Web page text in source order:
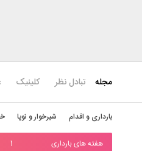
مجله تبادل نظر کلینیک
بارداری و اقدام شیرخوار و نوپا
هفته های بارداری 1